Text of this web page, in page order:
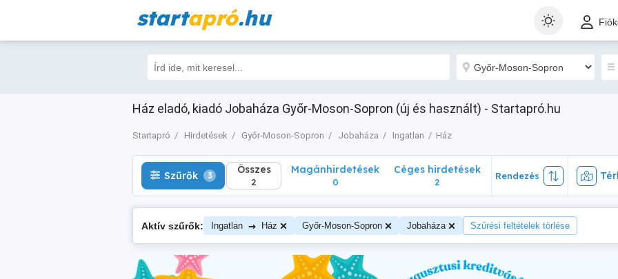
startapró.hu
Ház eladó, kiadó Jobaháza Győr-Moson-Sopron (új és használt) - Startapró.hu
Startapró Hirdetések Győr-Moson-Sopron Jobaháza Ingatlan Ház
Szűrők 3 Összes
2
Szűrők 3 Összes
2
Magánhirdetések
0
Céges hirdetések
2
Rendezés
Aktív szűrők: Ingatlan → Ház Győr-Moson-Sopron Jobaháza Szűrési feltételek törlése